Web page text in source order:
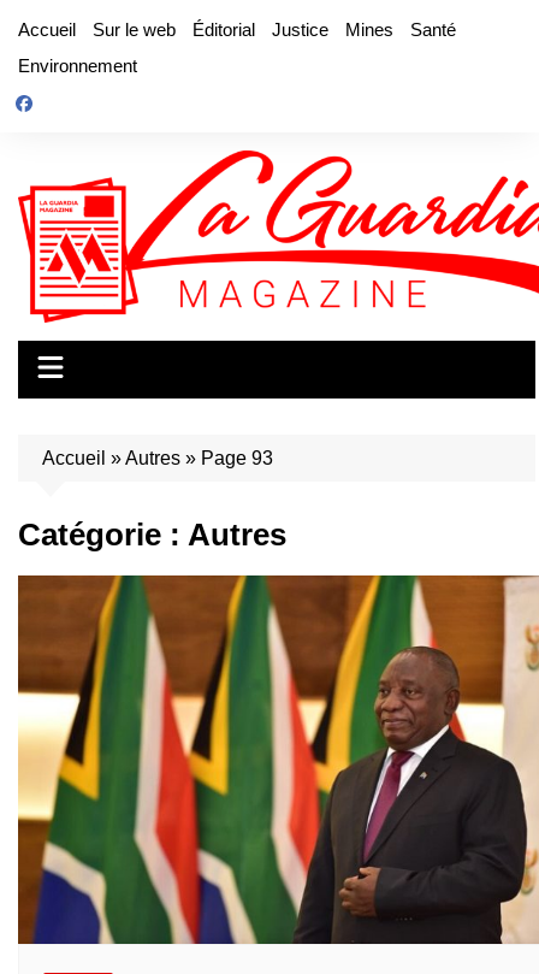
contenu
Accueil Sur le web Éditorial Justice Mines
Santé
Environnement
Accueil »Autres » Page 93
Catégorie : Autres